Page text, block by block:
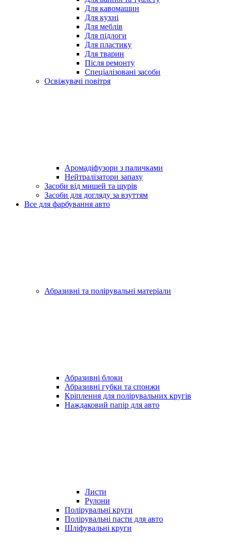
Для кавомашин
Для кухні
Для меблів
Для підлоги
Для пластику
Для тварин
Після ремонту
Спеціалізовані засоби
Освіжувачі повітря
Аромадіфузори з паличками
Нейтралізатори запаху
Засоби від мишей та щурів
Засоби для догляду за взуттям
Все для фарбування авто
Абразивні та полірувальні матеріали
Абразивні блоки
Абразивні губки та спонжи
Кріплення для полірувальних кругів
Наждаковий папір для авто
Листи
Рулони
Полірувальні круги
Полірувальні пасти для авто
Шліфувальні круги